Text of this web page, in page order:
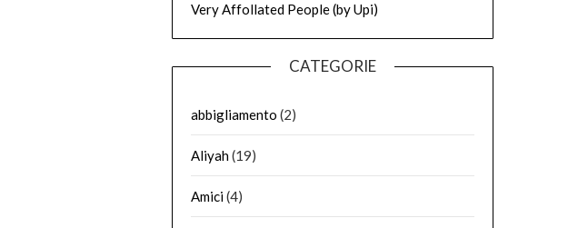
Very Affollated People (by Upi)
CATEGORIE
abbigliamento (2)
Aliyah(19)
Amici(4)